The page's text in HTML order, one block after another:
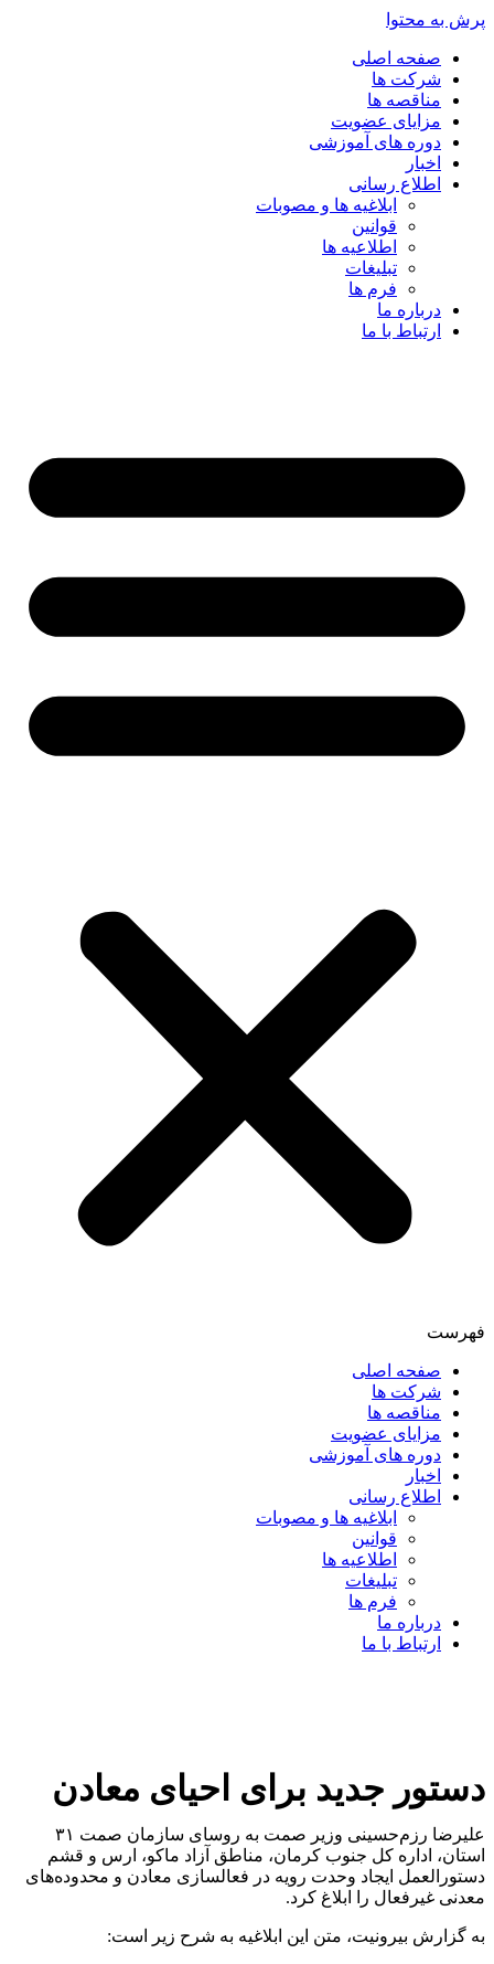
پرش به محتوا
صفحه اصلی
شرکت ها
مناقصه ها
مزایای عضویت
دوره های آموزشی
اخبار
اطلاع رسانی
ابلاغیه ها و مصوبات
قوانین
اطلاعیه ها
تبلیغات
فرم ها
درباره ما
ارتباط با ما
فهرست
صفحه اصلی
شرکت ها
مناقصه ها
مزایای عضویت
دوره های آموزشی
اخبار
اطلاع رسانی
ابلاغیه ها و مصوبات
قوانین
اطلاعیه ها
تبلیغات
فرم ها
درباره ما
ارتباط با ما
دستور جدید برای احیای معادن
علیرضا رزم‌حسینی وزیر صمت به روسای سازمان صمت ۳۱
استان، اداره کل جنوب کرمان، مناطق آزاد ماکو، ارس و قشم
دستورالعمل ایجاد وحدت رویه در فعالسازی معادن و محدوده‌های
معدنی غیرفعال را ابلاغ کرد.
به گزارش بیرونیت، متن این ابلاغیه به شرح زیر است: